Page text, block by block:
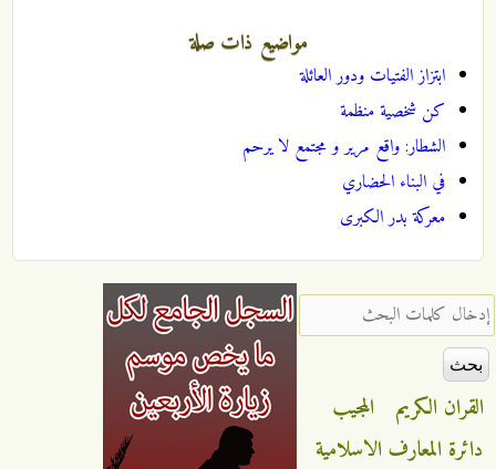
مواضيع ذات صلة
ابتزاز الفتيات ودور العائلة
كن شخصية منظمة
الشطار: واقع مرير و مجتمع لا يرحم
في البناء الحضاري‏
معركة بدر الكبرى
‏إدخال كلمات البحث ‏
القران الكريم
المجيب
دائرة المعارف الاسلامية